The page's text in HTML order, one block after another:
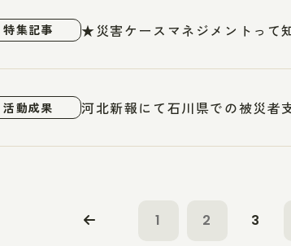
特集記事 ★災害ケースマネジメントって
活動成果 河北新報にて石川県での被災者
1 2 3